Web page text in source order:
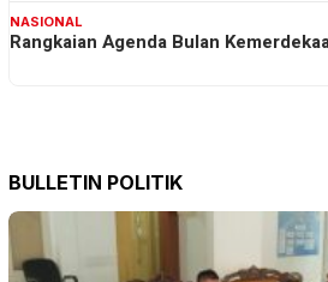
NASIONAL
Rangkaian Agenda Bulan
BULLETIN POLITIK